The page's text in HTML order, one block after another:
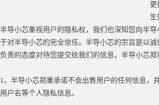
更
生
半导小芯重视用户的隐私权，我们也深知您向半
于对半导小芯的完全信任。半导小芯的宗旨是以
负责的态度对待您提交给我们的信息，半导小芯郑
1、半导小芯郑重承诺不会出售用户的任何信息，
用户名等个人隐私信息。